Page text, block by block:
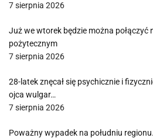
7 sierpnia 2026
Już we wtorek będzie można połączyć
pożytecznym
7 sierpnia 2026
28-latek znęcał się psychicznie i
ojca wulgar…
7 sierpnia 2026
Poważny wypadek na południu